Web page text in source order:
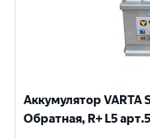
Аккумулятор VARTA
Обратная, R+ L5